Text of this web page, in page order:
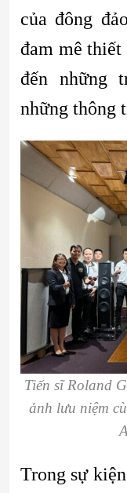
của đông
đam mê
đến những
những thông
Tiến sĩ Roland
ảnh lưu niệm
Trong sự